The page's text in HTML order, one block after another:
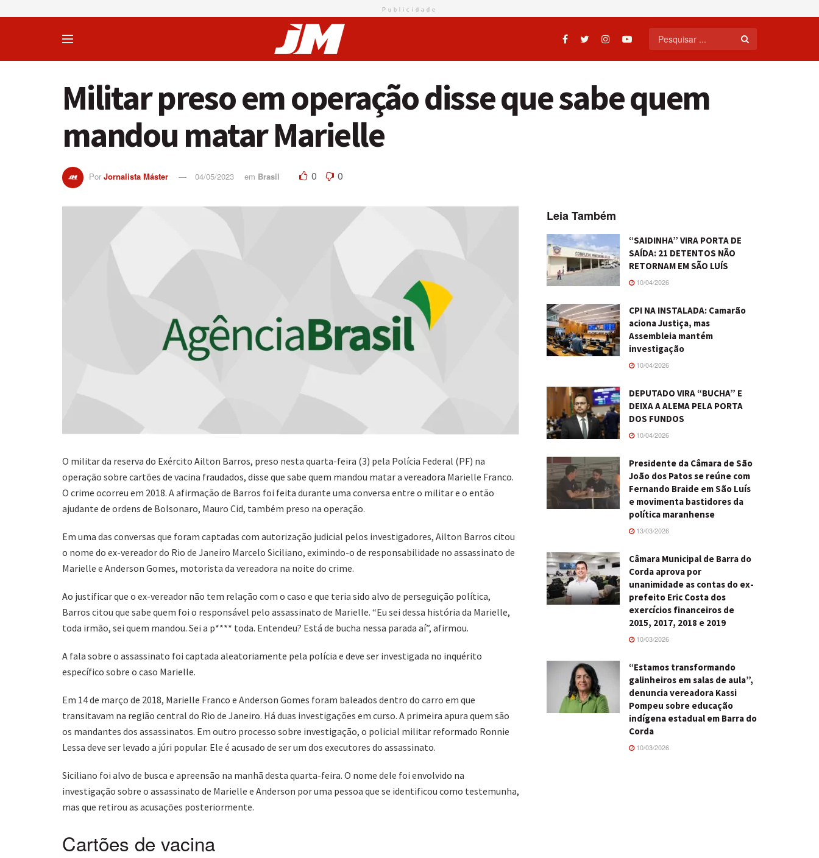
Publicidade
Militar preso em operação disse que sabe quem
mandou matar Marielle
Por Jornalista Máster 04/05/2023 em Brasil 0 0
O militar da reserva do Exército Ailton Barros, preso nesta quarta-feira (3) pela Polícia Federal (PF) na
operação sobre cartões de vacina fraudados, disse que sabe quem mandou matar a vereadora Marielle Franco.
O crime ocorreu em 2018. A afirmação de Barros foi feita durante uma conversa entre o militar e o então
ajudante de ordens de Bolsonaro, Mauro Cid, também preso na operação.
Em uma das conversas que foram captadas com autorização judicial pelos investigadores, Ailton Barros citou
o nome do ex-vereador do Rio de Janeiro Marcelo Siciliano, eximindo-o de responsabilidade no assassinato de
Marielle e Anderson Gomes, motorista da vereadora na noite do crime.
Ao justificar que o ex-vereador não tem relação com o caso e que teria sido alvo de perseguição política,
Barros citou que sabe quem foi o responsável pelo assassinato de Marielle. “Eu sei dessa história da Marielle,
toda irmão, sei quem mandou. Sei a p**** toda. Entendeu? Está de bucha nessa parada aí”, afirmou.
A fala sobre o assassinato foi captada aleatoriamente pela polícia e deve ser investigada no inquérito
específico sobre o caso Marielle.
Em 14 de março de 2018, Marielle Franco e Anderson Gomes foram baleados dentro do carro em que
transitavam na região central do Rio de Janeiro. Há duas investigações em curso. A primeira apura quem são
os mandantes dos assassinatos. Em outro processo sobre investigação, o policial militar reformado Ronnie
Lessa deve ser levado a júri popular. Ele é acusado de ser um dos executores do assassinato.
Siciliano foi alvo de busca e apreensão na manhã desta quarta-feira. O nome dele foi envolvido na
investigação sobre o assassinato de Marielle e Anderson por uma pessoa que se identificou como testemunha,
mas que retirou as acusações posteriormente.
Cartões de vacina
Leia Também
“SAIDINHA” VIRA PORTA DE
SAÍDA: 21 DETENTOS NÃO
RETORNAM EM SÃO LUÍS
10/04/2026
CPI NA INSTALADA: Camarão
aciona Justiça, mas
Assembleia mantém
investigação
10/04/2026
DEPUTADO VIRA “BUCHA” E
DEIXA A ALEMA PELA PORTA
DOS FUNDOS
10/04/2026
Presidente da Câmara de São
João dos Patos se reúne com
Fernando Braide em São Luís
e movimenta bastidores da
política maranhense
13/03/2026
Câmara Municipal de Barra do
Corda aprova por
unanimidade as contas do ex-
prefeito Eric Costa dos
exercícios financeiros de
2015, 2017, 2018 e 2019
10/03/2026
“Estamos transformando
galinheiros em salas de aula”,
denuncia vereadora Kassi
Pompeu sobre educação
indígena estadual em Barra do
Corda
10/03/2026